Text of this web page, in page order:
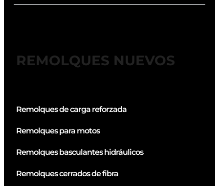
REMOLQUES NUEVOS
Remolques de carga reforzada
Remolques para motos
Remolques basculantes hidráulicos
Remolques cerrados de fibra